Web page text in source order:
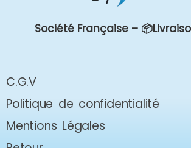
Société Française –
C.G.V
Politique de confidentialité
Mentions Légales